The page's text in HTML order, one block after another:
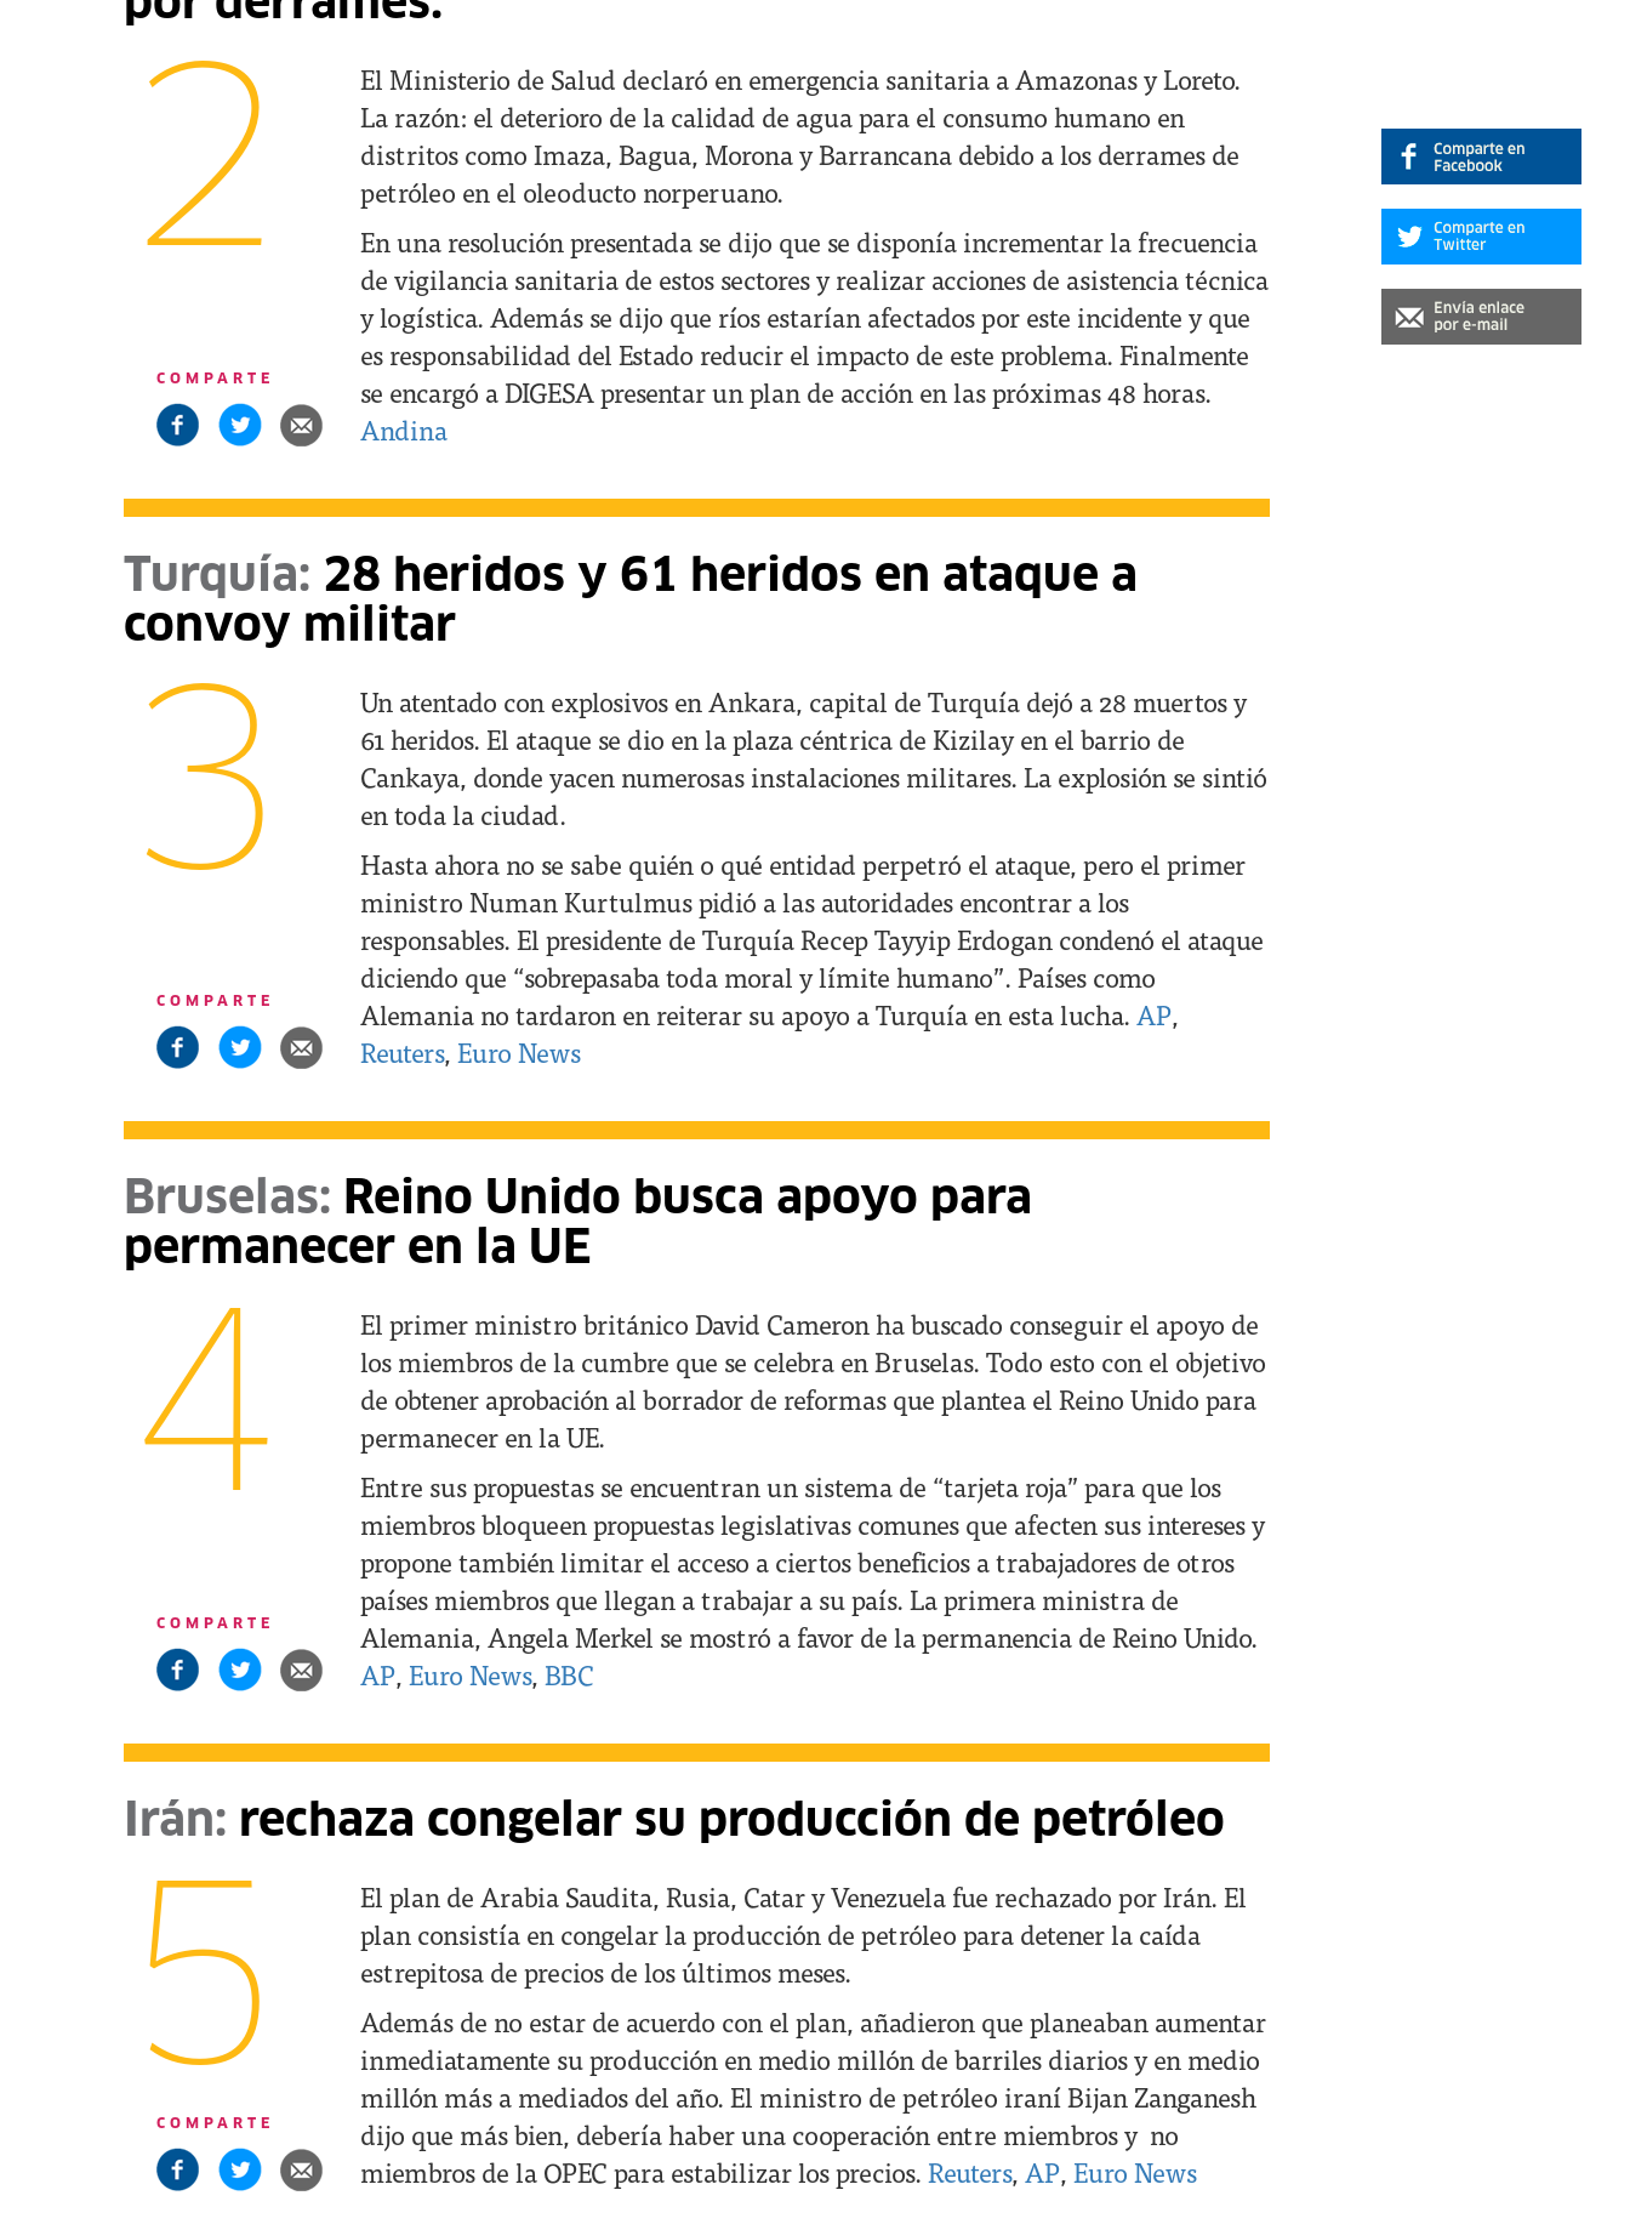
2
El Ministerio de Salud declaró en emergencia sanitaria a Amazonas y Loreto.
La razón: el deterioro de la calidad de agua para el consumo humano en
distritos como Imaza, Bagua, Morona y Barrancana debido a los derrames de
petróleo en el oleoducto norperuano.
En una resolución presentada se dijo que se disponía incrementar la frecuencia
de vigilancia sanitaria de estos sectores y realizar acciones de asistencia técnica
y logística. Además se dijo que ríos estarían afectados por este incidente y que
es responsabilidad del Estado reducir el impacto de este problema. Finalmente
se encargó a DIGESA presentar un plan de acción en las próximas 48 horas.
Andina
COMPARTE
Turquía: 28 heridos y 61 heridos en ataque a
convoy militar
3
Un atentado con explosivos en Ankara, capital de Turquía dejó a 28 muertos y
61 heridos. El ataque se dio en la plaza céntrica de Kizilay en el barrio de
Cankaya, donde yacen numerosas instalaciones militares. La explosión se sintió
en toda la ciudad.
Hasta ahora no se sabe quién o qué entidad perpetró el ataque, pero el primer
ministro Numan Kurtulmus pidió a las autoridades encontrar a los
responsables. El presidente de Turquía Recep Tayyip Erdogan condenó el ataque
diciendo que “sobrepasaba toda moral y límite humano”. Países como
Alemania no tardaron en reiterar su apoyo a Turquía en esta lucha. AP,
Reuters, Euro News
COMPARTE
Bruselas: Reino Unido busca apoyo para
permanecer en la UE
4
El primer ministro británico David Cameron ha buscado conseguir el apoyo de
los miembros de la cumbre que se celebra en Bruselas. Todo esto con el objetivo
de obtener aprobación al borrador de reformas que plantea el Reino Unido para
permanecer en la UE.
Entre sus propuestas se encuentran un sistema de “tarjeta roja” para que los
miembros bloqueen propuestas legislativas comunes que afecten sus intereses y
propone también limitar el acceso a ciertos beneficios a trabajadores de otros
países miembros que llegan a trabajar a su país. La primera ministra de
Alemania, Angela Merkel se mostró a favor de la permanencia de Reino Unido.
AP, Euro News, BBC
COMPARTE
Irán: rechaza congelar su producción de petróleo
5
El plan de Arabia Saudita, Rusia, Catar y Venezuela fue rechazado por Irán. El
plan consistía en congelar la producción de petróleo para detener la caída
estrepitosa de precios de los últimos meses.
Además de no estar de acuerdo con el plan, añadieron que planeaban aumentar
inmediatamente su producción en medio millón de barriles diarios y en medio
millón más a mediados del año. El ministro de petróleo iraní Bijan Zanganesh
dijo que más bien, debería haber una cooperación entre miembros y no
miembros de la OPEC para estabilizar los precios. Reuters, AP, Euro News
COMPARTE